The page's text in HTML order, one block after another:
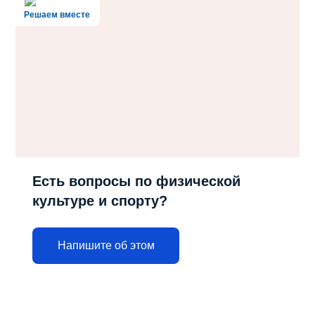
Решаем вместе
Есть вопросы по физической
культуре и спорту?
Напишите об этом